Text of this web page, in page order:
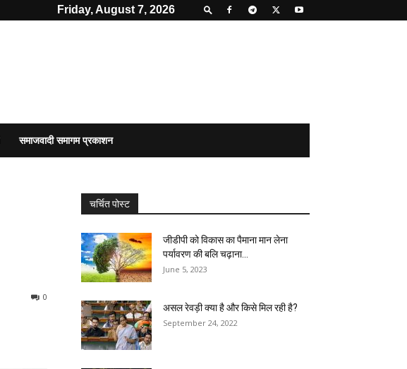
Friday, August 7, 2026
समाजवादी समागम प्रकाशन
0
चर्चित पोस्ट
जीडीपी को विकास का पैमाना मान लेना
पर्यावरण की बलि चढ़ाना...
June 5, 2023
असल रेवड़ी क्या है और किसे मिल रही है?
September 24, 2022